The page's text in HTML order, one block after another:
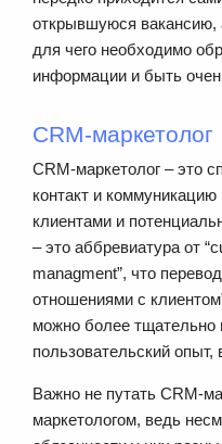
открывшуюся вакансию,
для чего необходимо
информации и быть
CRM-маркетолог
CRM-маркетолог – это
контакт и
клиентами и
– это аббревиатура от
managment”, что
отношениями с
можно более тщательно
пользовательский
Важно не путать CRM-
маркетологом, ведь